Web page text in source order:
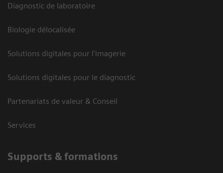
Diagnostic de laboratoire
Biologie délocalisée
Solutions digitales pour l'imagerie
Solutions digitales pour le diagnostic
Partenariats de valeur & Conseil
Services
Supports & formations